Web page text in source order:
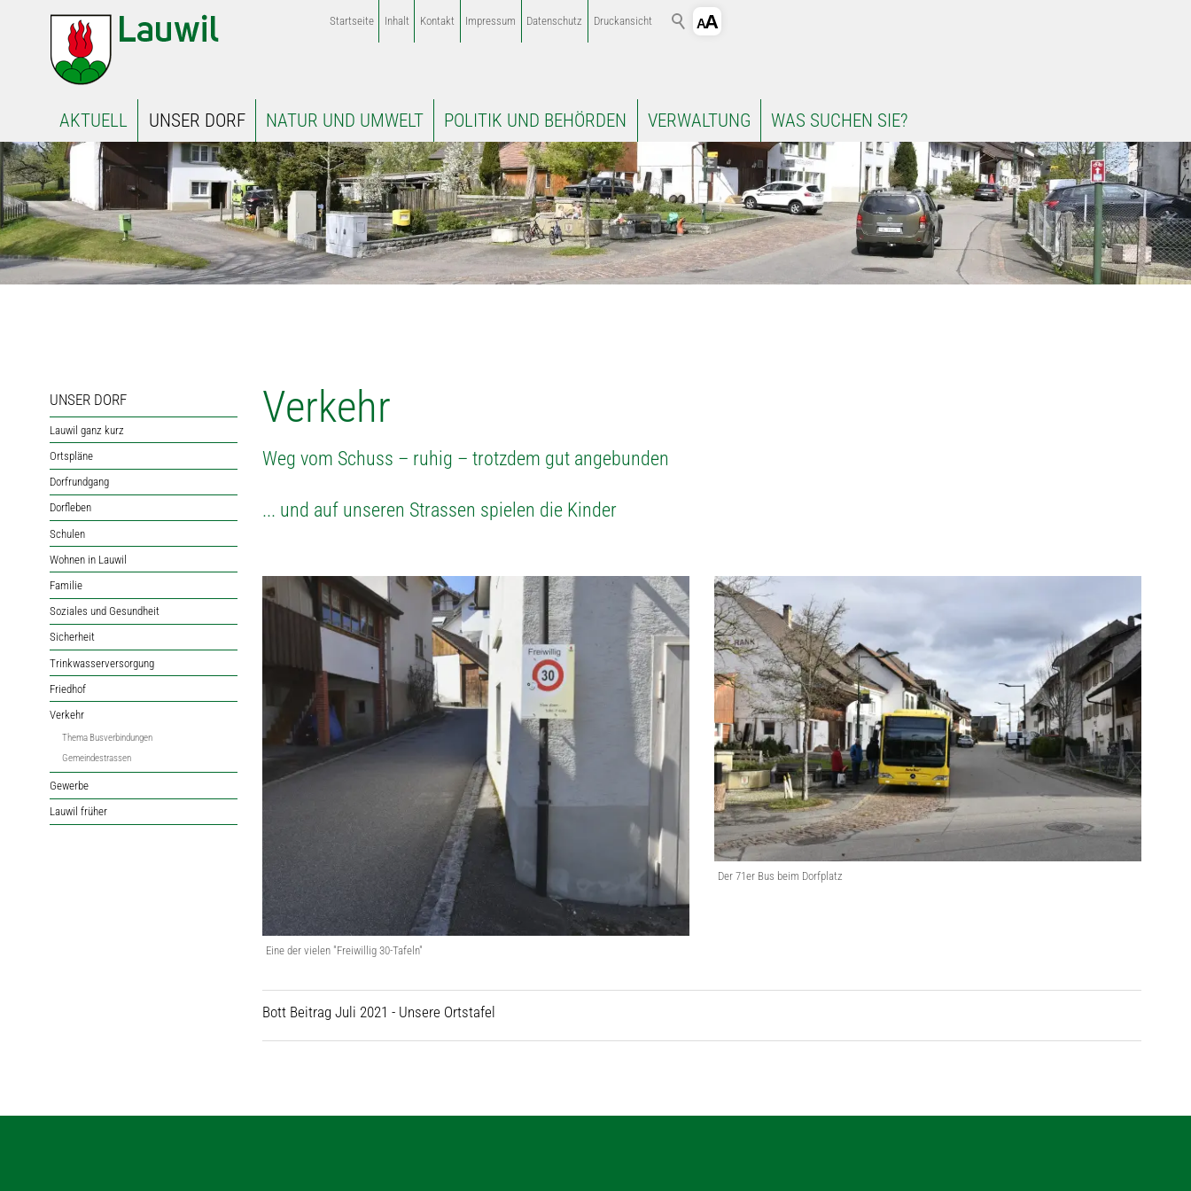
Startseite Inhalt Kontakt Impressum Datenschutz Druckansicht
AKTUELL UNSER DORF NATUR UND UMWELT POLITIK UND BEHÖRDEN VERWALTUNG WAS SUCHEN SIE?
UNSER DORF
Lauwil ganz kurz
Ortspläne
Dorfrundgang
Dorfleben
Schulen
Wohnen in Lauwil
Familie
Soziales und Gesundheit
Sicherheit
Trinkwasserversorgung
Friedhof
Verkehr
Thema Busverbindungen
Gemeindestrassen
Gewerbe
Lauwil früher
Verkehr
Weg vom Schuss – ruhig – trotzdem gut angebunden
... und auf unseren Strassen spielen die Kinder
Eine der vielen "Freiwillig 30-Tafeln"
Der 71er Bus beim Dorfplatz
Bott Beitrag Juli 2021 - Unsere Ortstafel